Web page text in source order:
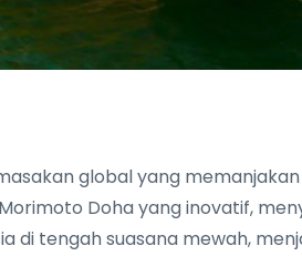
global yang
Doha yang inovatif,
di tengah suasana mewah,